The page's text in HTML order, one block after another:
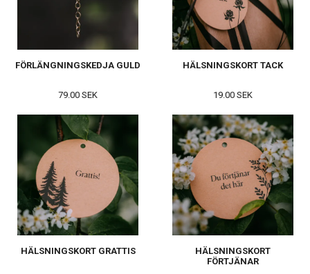
FÖRLÄNGNINGSKEDJA GULD
79.00 SEK
HÄLSNINGSKORT TACK
19.00 SEK
HÄLSNINGSKORT GRATTIS
HÄLSNINGSKORT
FÖRTJÄNAR